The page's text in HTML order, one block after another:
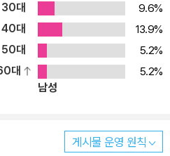
수도사들. 이들은 뉴욕 북쪽 케임
한 후 농사를 짓고 강아지를 키우
이 처음부터 강아지를 전문적으로
수도원에서는 강아지 외에도 염소,
를 번식시킬 생각을 하게 되었다. 수
한 공부를 했고 이름 있는 브리더
30대
9.6%
40대
13.9%
50대
5.2%
대
5.2%
남성
게시물 운영 원칙